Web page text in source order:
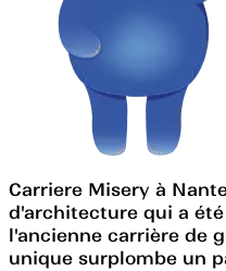
Carriere Misery à
d'architecture qui a été
l'ancienne carrière de
unique surplombe un